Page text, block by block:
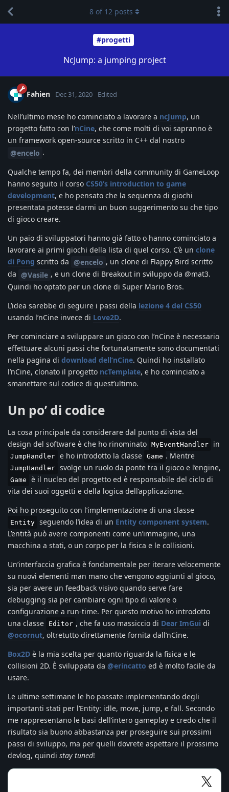
#progetti
NcJump: a jumping project
8 of 12 posts
Fahien Dec 31, 2020 Edited
Nell’ultimo mese ho cominciato a lavorare a ncJump, un
progetto fatto con l’nCine, che come molti di voi sapranno è
un framework open-source scritto in C++ dal nostro
@encelo .
Qualche tempo fa, dei membri della community di GameLoop
hanno seguito il corso CS50’s introduction to game
development, e ho pensato che la sequenza di giochi
presentata potesse darmi un buon suggerimento su che tipo
di gioco creare.
Un paio di sviluppatori hanno già fatto o hanno cominciato a
lavorare ai primi giochi della lista di quel corso. C’è un clone
di Pong scritto da @encelo , un clone di Flappy Bird scritto
da @Vasile , e un clone di Breakout in sviluppo da @mat3.
Quindi ho optato per un clone di Super Mario Bros.
L’idea sarebbe di seguire i passi della lezione 4 del CS50
usando l’nCine invece di Love2D.
Per cominciare a sviluppare un gioco con l’nCine è necessario
effettuare alcuni passi che fortunatamente sono documentati
nella pagina di download dell’nCine. Quindi ho installato
l’nCine, clonato il progetto ncTemplate, e ho cominciato a
smanettare sul codice di quest’ultimo.
Un po’ di codice
La cosa principale da considerare dal punto di vista del
design del software è che ho rinominato MyEventHandler in
JumpHandler e ho introdotto la classe Game . Mentre
JumpHandler svolge un ruolo da ponte tra il gioco e l’engine,
Game
è il nucleo del progetto ed è responsabile del ciclo di
vita dei suoi oggetti e della logica dell’applicazione.
Poi ho proseguito con l’implementazione di una classe
Entity seguendo l’idea di un Entity component system.
L’entità può avere componenti come un’immagine, una
macchina a stati, o un corpo per la fisica e le collisioni.
Un’interfaccia grafica è fondamentale per iterare velocemente
su nuovi elementi man mano che vengono aggiunti al gioco,
sia per avere un feedback visivo quando serve fare
debugging sia per cambiare ogni tipo di valore o
configurazione a run-time. Per questo motivo ho introdotto
una classe
Editor , che fa uso massiccio di Dear ImGui di
@ocornut, oltretutto direttamente fornita dall’nCine.
Box2D è la mia scelta per quanto riguarda la fisica e le
collisioni 2D. È sviluppata da @erincatto ed è molto facile da
usare.
Le ultime settimane le ho passate implementando degli
importanti stati per l’Entity: idle, move, jump, e fall. Secondo
me rappresentano le basi dell’intero gameplay e credo che il
risultato sia buono abbastanza per proseguire sui prossimi
passi di sviluppo, ma per quelli dovrete aspettare il prossimo
devlog, quindi stay tuned!